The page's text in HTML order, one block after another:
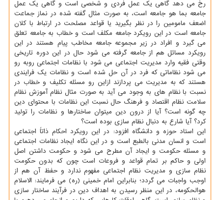
رخ می دهد گاهی یک عمل فردی و شخصی است و گاهی یک عمل
جامعه بما هو جامعه است، به صورت مثال گفته شده در نماز جماعت
اضعف مامومین را در نظر بگیرید یا قواعد مصلحت در ارتباط با کلان
جامعه است در این رویکرد جامعه مکلف است و خطاب به جامعه تعلق
می گیرد و افراد در زیر مجموعه جامعه مخاطب پیام هستند در این
رویکرد مسائل هم از جامعه گرفته می شود حال در این دوره تاریخی
وقتی فقیه وارد مدیریت اجتماعی می شود با نظامات اجتماعی روبه رو
می شود نظاماتی که فرد در آن حل شده است و نظامات یک فرایندی
هستند که به مدیریت می پردازند ازاین رو مسئله تکلیف و خطاب در
نسبت با نظام های به وجود می آید به صورت مثال نظام آموزش نظام
سلامت نظام اقتصاد و فرهنگ حال نسبت این نظامات با محتوای دین
چه گونه است؟ آیا از درون دین میتوان ساختارها و نظامات را تولید
کرد؟ آیا شارع به دنبال نظام سازی بوده است؟
این استاد حوزه و دانشگاه افزود: در این رویکرد احکام ذاتاً اجتماعی
است و انسان مدنی بالطبع است و در این نگاه ایجاد نظامات اجتماعی
و مسئله حکومت و ایجاد آن مطرح می شود و حکومت داشتن اصل
اولی و حاکم بر تمام قواعد و فروعات است چون که بدون حکومت
نظام سازی و مدیریت نظام اجتماعی مفهوم ندارد و حفظ آن هم از
اوجب واجبات می گردد؛ بنابراین امام خمینی (ره) می فرمایند: الاسلام
هوالحکومه، در این منظر رسیدن به اهداف دین در فرآیند ساختار سازی